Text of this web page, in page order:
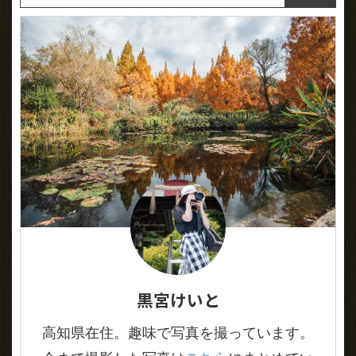
黒宮けいと
高知県在住。趣味で写真を撮っています。